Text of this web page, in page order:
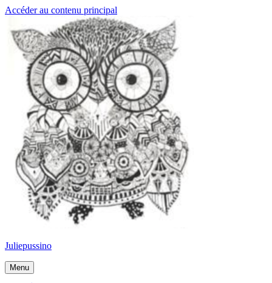
Accéder au contenu principal
Juliepussino
Menu